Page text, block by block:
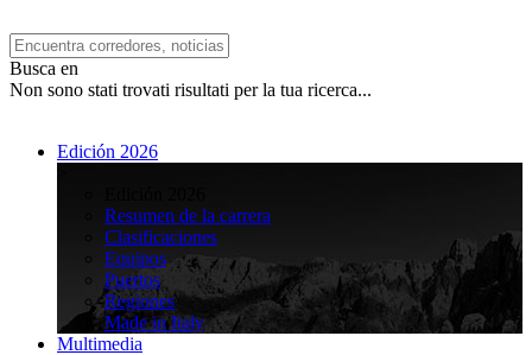
Busca en
Non sono stati trovati risultati per la tua ricerca...
Edición 2026
Resumen de la carrera
Clasificaciones
Equipos
Puertos
Regiones
Made in Italy
Multimedia